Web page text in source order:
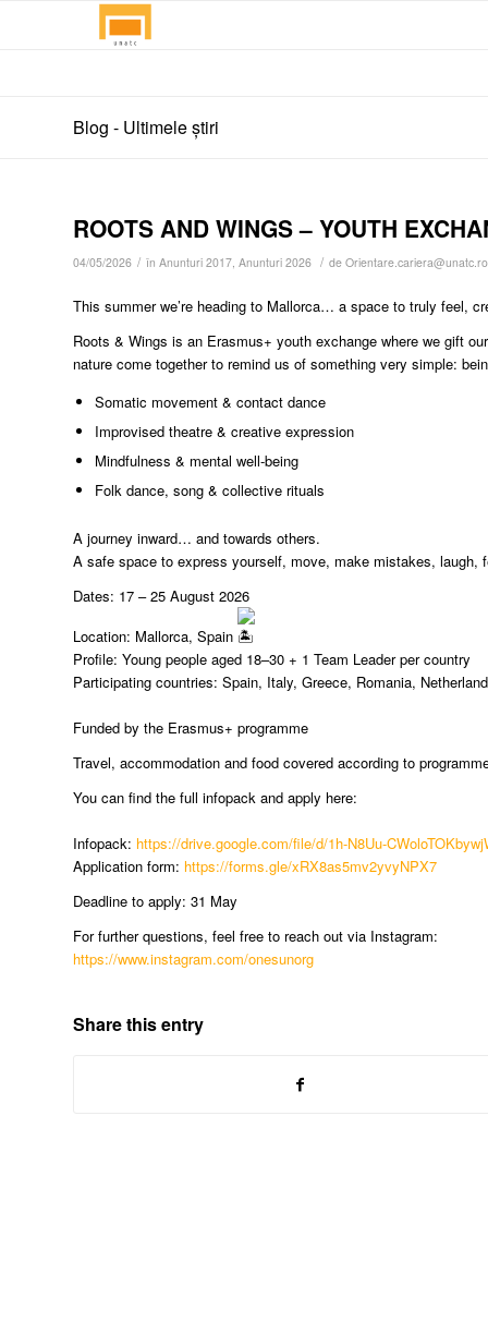
Blog - Ultimele știri
ROOTS AND WINGS – YOUTH
04/05/2026 / în Anunturi 2017, Anunturi 2026 / de Orientare.cariera@unatc.ro
This summer we’re heading to Mallorca… a space to truly feel,
Roots & Wings is an Erasmus+ youth exchange where we gift
nature come together to remind us of something very simple:
Somatic movement & contact dance
Improvised theatre & creative expression
Mindfulness & mental well-being
Folk dance, song & collective rituals
A journey inward… and towards others.
A safe space to express yourself, move, make mistakes, laugh,
Dates: 17 – 25 August 2026
Location: Mallorca, Spain
Profile: Young people aged 18–30 + 1 Team Leader per country
Participating countries: Spain, Italy, Greece, Romania,
Funded by the Erasmus+ programme
Travel, accommodation and food covered according to
You can find the full infopack and apply here:
Infopack: https://drive.google.com/file/d/1h-N8Uu-
Application form: https://forms.gle/xRX8as5mv2yvyNPX7
Deadline to apply: 31 May
For further questions, feel free to reach out via Instagram:
https://www.instagram.com/onesunorg
Share this entry